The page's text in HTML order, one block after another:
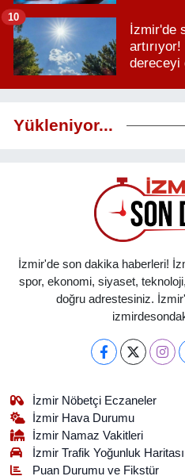
İzmir'de
dereceyi
10
Yükleniyor...
İzmir'de son dakika haberleri!
spor, ekonomi, siyaset,
doğru adrestesiniz.
İzmir Nöbetçi Eczaneler
İzmir Hava Durumu
İzmir Namaz Vakitleri
İzmir Trafik Yoğunluk Haritası
Puan Durumu ve Fikstür